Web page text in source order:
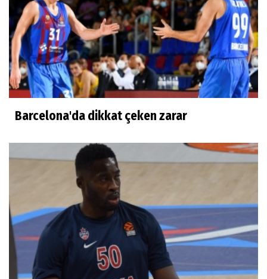
Barcelona'da dikkat çeken zarar